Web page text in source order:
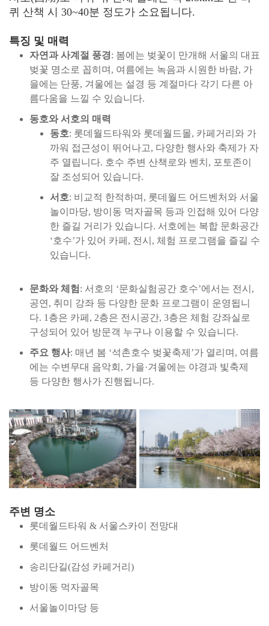
퀴 산책 시 30~40분 정도가 소요됩니다.
특징 및 매력
자연과 사계절 풍경: 봄에는 벚꽃이 만개해 서울의 대표
벚꽃 명소로 꼽히며, 여름에는 녹음과 시원한 바람, 가
을에는 단풍, 겨울에는 설경 등 계절마다 각기 다른 아
름다움을 느낄 수 있습니다.
동호와 서호의 매력
동호: 롯데월드타워와 롯데월드몰, 카페거리와 가
까워 접근성이 뛰어나고, 다양한 행사와 축제가 자
주 열립니다. 호수 주변 산책로와 벤치, 포토존이
잘 조성되어 있습니다.
서호: 비교적 한적하며, 롯데월드 어드벤처와 서울
놀이마당, 방이동 먹자골목 등과 인접해 있어 다양
한 즐길 거리가 있습니다. 서호에는 복합 문화공간
‘호수’가 있어 카페, 전시, 체험 프로그램을 즐길 수
있습니다.
문화와 체험 : 서호의 ‘문화실험공간 호수’에서는 전시,
공연, 취미 강좌 등 다양한 문화 프로그램이 운영됩니
다. 1층은 카페, 2층은 전시공간, 3층은 체험 강좌실로
구성되어 있어 방문객 누구나 이용할 수 있습니다.
주요 행사: 매년 봄 ‘석촌호수 벚꽃축제’가 열리며, 여름
에는 수변무대 음악회, 가을·겨울에는 야경과 빛축제
등 다양한 행사가 진행됩니다.
주변 명소
롯데월드타워 & 서울스카이 전망대
롯데월드 어드벤처
송리단길(감성 카페거리)
방이동 먹자골목
서울놀이마당 등